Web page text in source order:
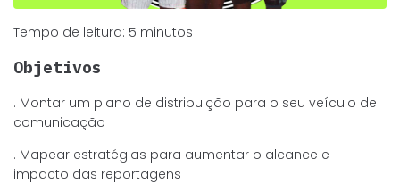
Tempo de leitura: 5 minutos
Objetivos
. Montar um plano de distribuição para o seu veículo de
comunicação
. Mapear estratégias para aumentar o alcance e
impacto das reportagens